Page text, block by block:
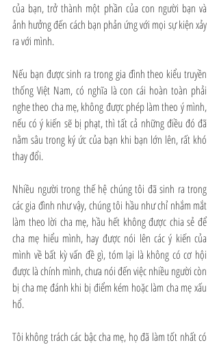
của bạn, trở thành một phần của con người bạn và
ảnh hưởng đến cách bạn phản ứng với mọi sự kiện xảy
ra với mình.
Nếu bạn được sinh ra trong gia đình theo kiểu truyền
thống Việt Nam, có nghĩa là con cái hoàn toàn phải
nghe theo cha mẹ, không được phép làm theo ý mình,
nếu có ý kiến sẽ bị phạt, thì tất cả những điều đó đã
nằm sâu trong ký ức của bạn khi bạn lớn lên, rất khó
thay đổi.
Nhiều người trong thế hệ chúng tôi đã sinh ra trong
các gia đình như vậy, chúng tôi hầu như chỉ nhắm mắt
làm theo lời cha mẹ, hầu hết không được chia sẻ để
cha mẹ hiểu mình, hay được nói lên các ý kiến của
mình về bất kỳ vấn đề gì, tóm lại là không có cơ hội
được là chính mình, chưa nói đến việc nhiều người còn
bị cha mẹ đánh khi bị điểm kém hoặc làm cha mẹ xấu
hổ.
Tôi không trách các bậc cha mẹ, họ đã làm tốt nhất có